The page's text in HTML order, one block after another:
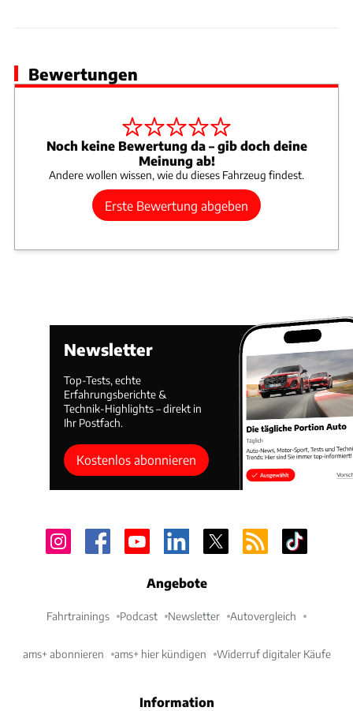
Technische Daten
Bewertungen
Noch keine Bewertung da – gib doch deine
Meinung ab!
Andere wollen wissen, wie du dieses Fahrzeug findest.
Erste Bewertung abgeben
Newsletter
Top-Tests, echte
Erfahrungsberichte &
Technik-Highlights – direkt in
Ihr Postfach.
Kostenlos abonnieren
Angebote
Fahrtrainings Podcast Newsletter Autovergleich
ams+ abonnieren ams+ hier kündigen Widerruf digitaler Käufe
Information